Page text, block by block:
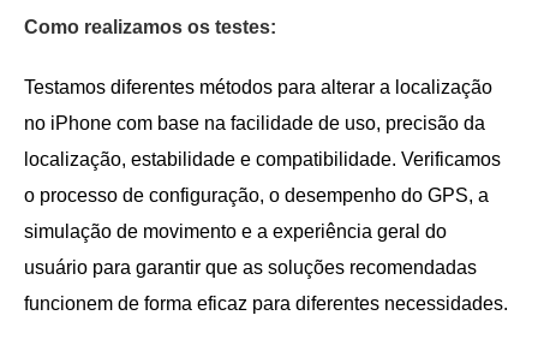
Como realizamos os testes:
Testamos diferentes métodos para alterar a localização
no iPhone com base na facilidade de uso, precisão da
localização, estabilidade e compatibilidade. Verificamos
o processo de configuração, o desempenho do GPS, a
simulação de movimento e a experiência geral do
usuário para garantir que as soluções recomendadas
funcionem de forma eficaz para diferentes necessidades.